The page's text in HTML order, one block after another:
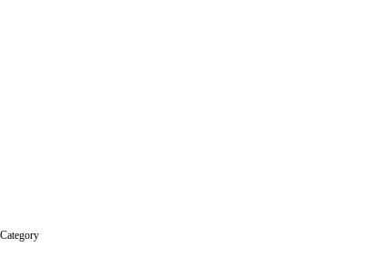
Category